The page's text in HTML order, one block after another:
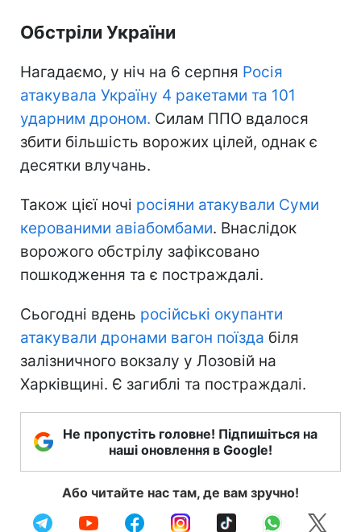
Обстріли України
Нагадаємо, у ніч на 6 серпня Росія
атакувала Україну 4 ракетами та 101
ударним дроном. Силам ППО вдалося
збити більшість ворожих цілей, однак є
десятки влучань.
Також цієї ночі росіяни атакували Суми
керованими авіабомбами. Внаслідок
ворожого обстрілу зафіксовано
пошкодження та є постраждалі.
Сьогодні вдень російські окупанти
атакували дронами вагон поїзда біля
залізничного вокзалу у Лозовій на
Харківщині. Є загиблі та постраждалі.
Не пропустіть головне! Підпишіться на
наші оновлення в Google!
Або читайте нас там, де вам зручно!